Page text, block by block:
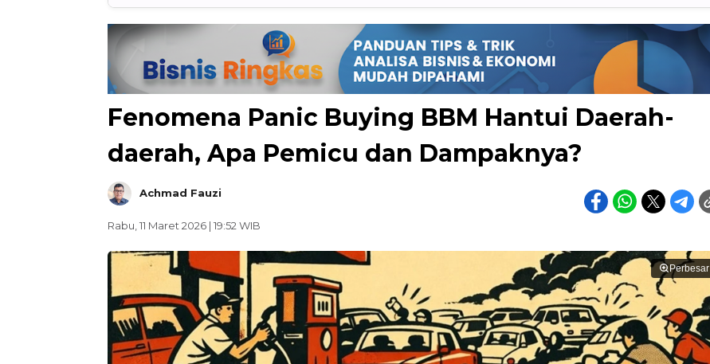
Fenomena Panic Buying BBM Hantui Daerah-
daerah, Apa Pemicu dan Dampaknya?
Achmad Fauzi
Rabu, 11 Maret 2026 | 19:52 WIB
Perbesar